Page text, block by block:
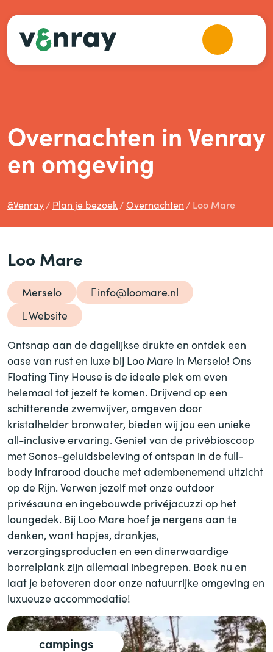
Overnachten in Venray
en omgeving
&Venray Plan je bezoek Overnachten Loo Mare
campings
Loo Mare
Merselo
info@loomare.nl
Website
Ontsnap aan de dagelijkse drukte en ontdek een
oase van rust en luxe bij Loo Mare in Merselo! Ons
Floating Tiny House is de ideale plek om even
helemaal tot jezelf te komen. Drijvend op een
schitterende zwemvijver, omgeven door
kristalhelder bronwater, bieden wij jou een unieke
all-inclusive ervaring. Geniet van de privébioscoop
met Sonos-geluidsbeleving of ontspan in de full-
body infrarood douche met adembenemend uitzicht
op de Rijn. Verwen jezelf met onze outdoor
privésauna en ingebouwde privéjacuzzi op het
loungedek. Bij Loo Mare hoef je nergens aan te
denken, want hapjes, drankjes,
verzorgingsproducten en een dinerwaardige
borrelplank zijn allemaal inbegrepen. Boek nu en
laat je betoveren door onze natuurrijke omgeving en
luxueuze accommodatie!